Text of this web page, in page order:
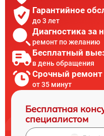
Гарантийное
до 3 лет
Диагностика за
ремонт по желанию
Бесплатный
в день обращения
Срочный ремонт
от 35 минут
Бесплатная
специалистом